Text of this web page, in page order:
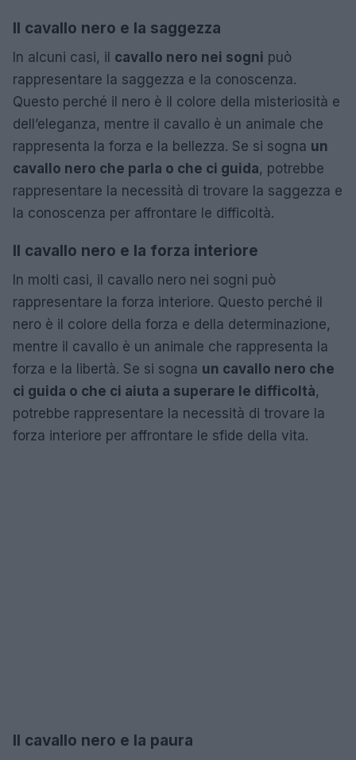
Il cavallo nero e la saggezza
In alcuni casi, il cavallo nero nei sogni può
rappresentare la saggezza e la conoscenza.
Questo perché il nero è il colore della misteriosità e
dell’eleganza, mentre il cavallo è un animale che
rappresenta la forza e la bellezza. Se si sogna un
cavallo nero che parla o che ci guida, potrebbe
rappresentare la necessità di trovare la saggezza e
la conoscenza per affrontare le difficoltà.
Il cavallo nero e la forza interiore
In molti casi, il cavallo nero nei sogni può
rappresentare la forza interiore. Questo perché il
nero è il colore della forza e della determinazione,
mentre il cavallo è un animale che rappresenta la
forza e la libertà. Se si sogna un cavallo nero che
ci guida o che ci aiuta a superare le difficoltà,
potrebbe rappresentare la necessità di trovare la
forza interiore per affrontare le sfide della vita.
Il cavallo nero e la paura